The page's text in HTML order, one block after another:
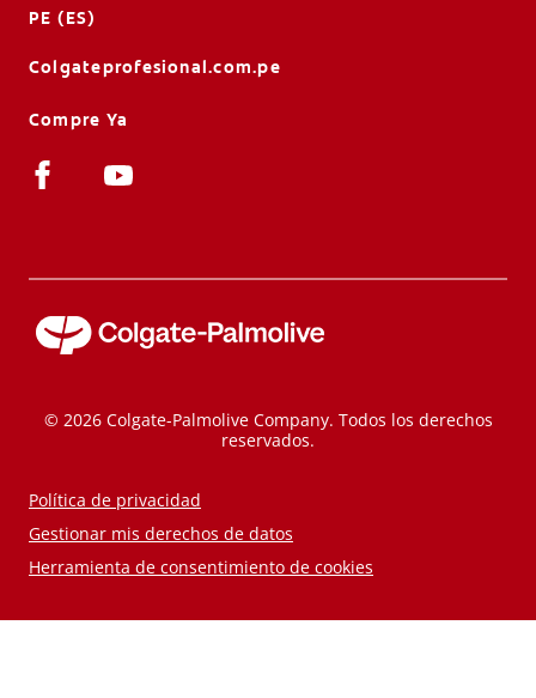
PE (ES)
Colgateprofesional.com.pe
Compre Ya
© 2026 Colgate-Palmolive Company. Todos los derechos
reservados.
Política de privacidad
Gestionar mis derechos de datos
Herramienta de consentimiento de cookies